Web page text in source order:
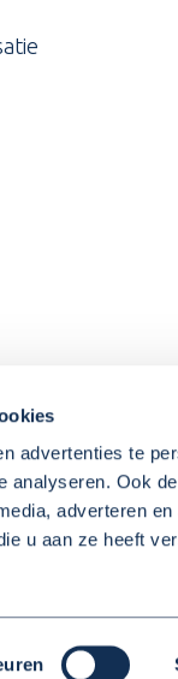
advertenties te
analyseren. Ook
adverteren
u aan ze heeft
Instrumenten